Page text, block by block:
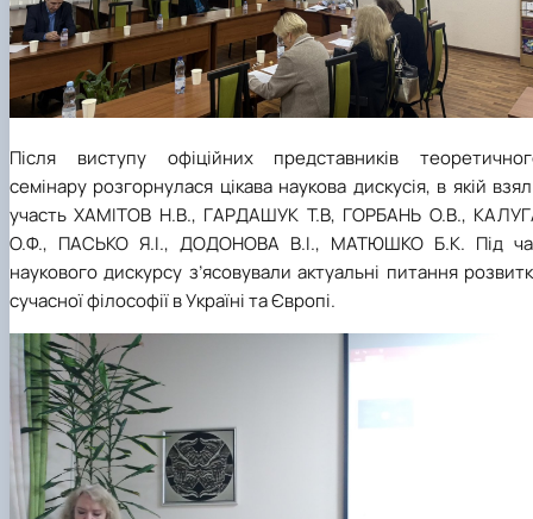
Після виступу офіційних представників
семінару розгорнулася цікава наукова дискусія, в якій
участь ХАМІТОВ Н.В., ГАРДАШУК Т.В, ГОРБАНЬ О.В.,
О.Ф., ПАСЬКО Я.І., ДОДОНОВА В.І., МАТЮШКО Б.К. Під
наукового дискурсу з’ясовували актуальні питання
сучасної філософії в Україні та Європі.